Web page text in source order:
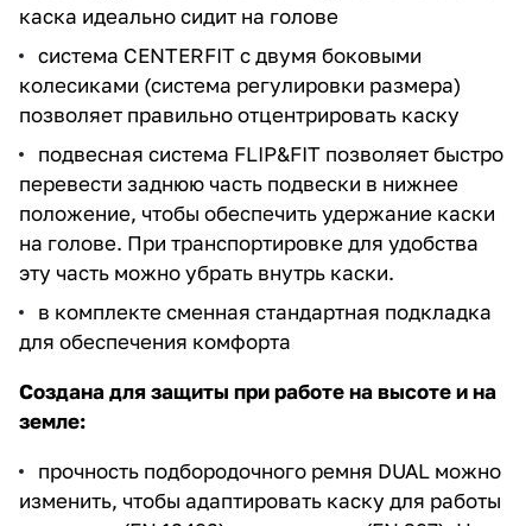
каска идеально сидит на голове
система CENTERFIT с двумя боковыми
колесиками (система регулировки размера)
позволяет правильно отцентрировать каску
подвесная система FLIP&FIT позволяет быстро
перевести заднюю часть подвески в нижнее
положение, чтобы обеспечить удержание каски
на голове. При транспортировке для удобства
эту часть можно убрать внутрь каски.
в комплекте сменная стандартная подкладка
для обеспечения комфорта
Создана для защиты при работе на высоте и на
земле:
прочность подбородочного ремня DUAL можно
изменить, чтобы адаптировать каску для работы